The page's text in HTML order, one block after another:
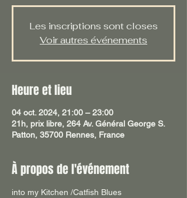
Les inscriptions sont closes
Voir autres événements
Heure et lieu
04 oct. 2024, 21:00 – 23:00
21h, prix libre, 264 Av. Général George S.
Patton, 35700 Rennes, France
À propos de l'événement
into my Kitchen /Catfish Blues